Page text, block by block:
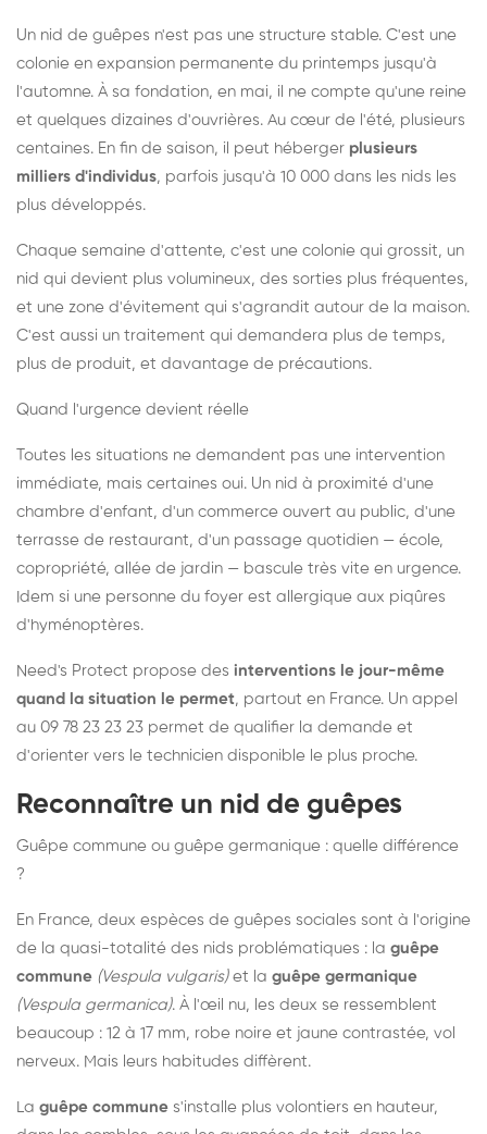
Un nid de guêpes n'est pas une structure stable. C'est une
colonie en expansion permanente du printemps jusqu'à
l'automne. À sa fondation, en mai, il ne compte qu'une reine
et quelques dizaines d'ouvrières. Au cœur de l'été, plusieurs
centaines. En fin de saison, il peut héberger plusieurs
milliers d'individus, parfois jusqu'à 10 000 dans les nids les
plus développés.
Chaque semaine d'attente, c'est une colonie qui grossit, un
nid qui devient plus volumineux, des sorties plus fréquentes,
et une zone d'évitement qui s'agrandit autour de la maison.
C'est aussi un traitement qui demandera plus de temps,
plus de produit, et davantage de précautions.
Quand l'urgence devient réelle
Toutes les situations ne demandent pas une intervention
immédiate, mais certaines oui. Un nid à proximité d'une
chambre d'enfant, d'un commerce ouvert au public, d'une
terrasse de restaurant, d'un passage quotidien — école,
copropriété, allée de jardin — bascule très vite en urgence.
Idem si une personne du foyer est allergique aux piqûres
d'hyménoptères.
Need's Protect propose des interventions le jour-même
quand la situation le permet, partout en France. Un appel
au 09 78 23 23 23 permet de qualifier la demande et
d'orienter vers le technicien disponible le plus proche.
Reconnaître un nid de guêpes
Guêpe commune ou guêpe germanique : quelle différence
?
En France, deux espèces de guêpes sociales sont à l'origine
de la quasi-totalité des nids problématiques : la guêpe
commune (Vespula vulgaris)et la guêpe germanique
(Vespula germanica). À l'œil nu, les deux se ressemblent
beaucoup : 12 à 17 mm, robe noire et jaune contrastée, vol
nerveux. Mais leurs habitudes diffèrent.
La guêpe commune s'installe plus volontiers en hauteur,